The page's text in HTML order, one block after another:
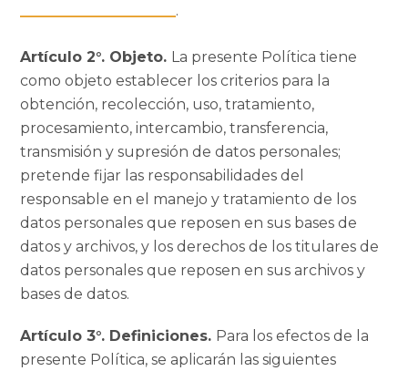
.
Artículo 2°. Objeto. La presente Política tiene
como objeto establecer los criterios para la
obtención, recolección, uso, tratamiento,
procesamiento, intercambio, transferencia,
transmisión y supresión de datos personales;
pretende fijar las responsabilidades del
responsable en el manejo y tratamiento de los
datos personales que reposen en sus bases de
datos y archivos, y los derechos de los titulares de
datos personales que reposen en sus archivos y
bases de datos.
Artículo 3°. Definiciones. Para los efectos de la
presente Política, se aplicarán las siguientes